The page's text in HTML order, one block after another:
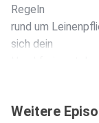
Regeln
rund um
sich dein
Hund frei
eingezäuntem
Weitere